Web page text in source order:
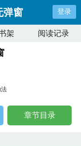
弹窗 登录
架 阅读记录
章节目录